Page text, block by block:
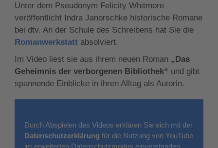
Unter dem Pseudonym Felicity Whitmore
veröffentlicht Indra Janorschke historische Romane
bei dtv. An der Schule des Schreibens hat Sie die
Romanwerkstatt absolviert.
Im Video liest sie aus ihrem neuen Roman „Das
Geheimnis der verborgenen Bibliothek“ und gibt
spannende Einblicke in ihren Alltag als Autorin.
Durch Abspielen des Videos erklären Sie sich mit der
Datenschutzerklärung für die Nutzung von YouTube
im erweiterten Datenschutzmodus einverstanden.